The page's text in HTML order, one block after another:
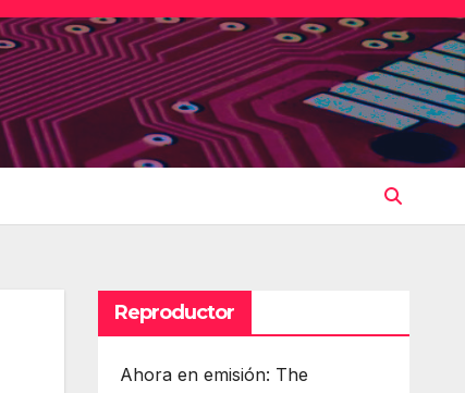
Reproductor
Ahora en emisión: The